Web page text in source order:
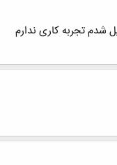
شدم تجربه کاری ندارم